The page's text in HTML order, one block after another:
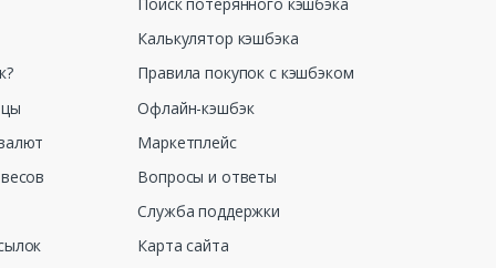
Калькулятор кэшбэка
Правила покупок с кэшбэком
Офлайн-кэшбэк
Маркетплейс
Вопросы и ответы
Служба поддержки
Карта сайта